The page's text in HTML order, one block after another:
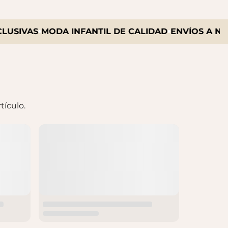
MODA INFANTIL DE CALIDAD ENVÍOS A NIVEL